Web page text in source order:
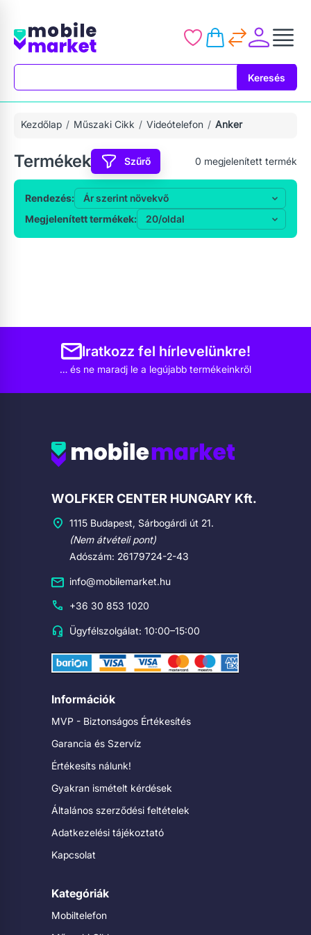
Keresés
Kezdőlap Műszaki Cikk Videótelefon Anker
Termékek Szűrő 0 megjelenített termék
Rendezés:
Megjelenített termékek:
Iratkozz fel hírlevelünkre!
… és ne maradj le a legújabb termékeinkről
Cégadatok
WOLFKER CENTER HUNGARY Kft.
1115 Budapest, Sárbogárdi út 21.
(Nem átvételi pont)
Adószám: 26179724-2-43
info@mobilemarket.hu
+36 30 853 1020
Ügyfélszolgálat: 10:00–15:00
Információk
MVP - Biztonságos Értékesítés
Garancia és Szervíz
Értékesíts nálunk!
Gyakran ismételt kérdések
Általános szerződési feltételek
Adatkezelési tájékoztató
Kapcsolat
Kategóriák
Mobiltelefon